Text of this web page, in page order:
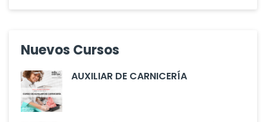
Nuevos Cursos
AUXILIAR DE CARNICERÍA